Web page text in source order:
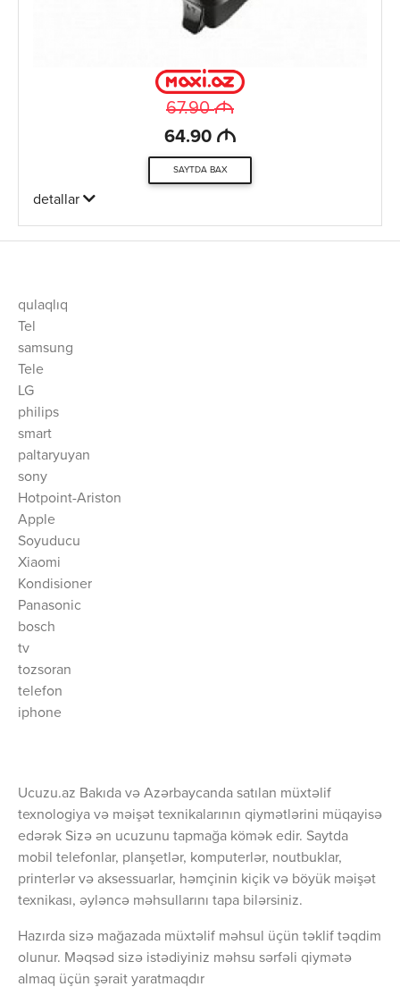
67.90M
64.90 M
SAYTDA BAX
detallar
qulaqlıq
Tel
samsung
Tele
LG
philips
smart
paltaryuyan
sony
Hotpoint-Ariston
Apple
Soyuducu
Xiaomi
Kondisioner
Panasonic
bosch
tv
tozsoran
telefon
iphone
Ucuzu.az Bakıda və Azərbaycanda satılan müxtəlif
texnologiya və məişət texnikalarının qiymətlərini müqayisə
edərək Sizə ən ucuzunu tapmağa kömək edir. Saytda
mobil telefonlar, planşetlər, komputerlər, noutbuklar,
printerlər və aksessuarlar, həmçinin kiçik və böyük məişət
texnikası, əyləncə məhsullarını tapa bilərsiniz.
Hazırda sizə mağazada müxtəlif məhsul üçün təklif təqdim
olunur. Məqsəd sizə istədiyiniz məhsu sərfəli qiymətə
almaq üçün şərait yaratmaqdır